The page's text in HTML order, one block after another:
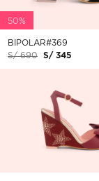
50%
BIPOLAR#369
S/ 690
S/ 345